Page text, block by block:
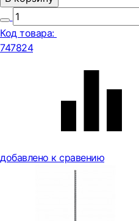
Код товара:
747824
добавлено к сравению